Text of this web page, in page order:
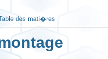
des mati�res